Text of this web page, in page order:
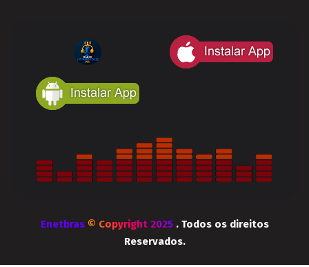
Enetbras © Copyright 2025 . Todos os direitos
Reservados.